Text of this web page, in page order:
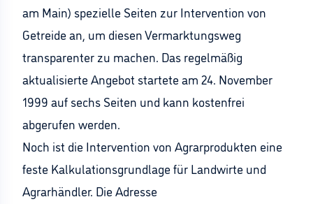
am Main) spezielle Seiten zur Intervention von
Getreide an, um diesen Vermarktungsweg
transparenter zu machen. Das regelmäßig
aktualisierte Angebot startete am 24. November
1999 auf sechs Seiten und kann kostenfrei
abgerufen werden.
Noch ist die Intervention von Agrarprodukten eine
feste Kalkulationsgrundlage für Landwirte und
Agrarhändler. Die Adresse